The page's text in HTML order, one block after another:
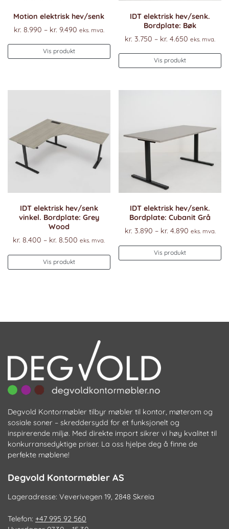
Motion elektrisk hev/senk
kr. 8.990 – kr. 9.490Prisområde:
kr. 9.490
eks. mva.
Vis produkt
Dette
produktet
har
varianter.
produktsiden
IDT elektrisk hev/senk.
Bordplate: Bøk
kr. 3.750 – kr. 4.650
kr. 4.650
eks. mva.
Vis produkt
IDT elektrisk hev/senk
vinkel. Bordplate: Grey
Wood
kr. 8.400 – kr. 8.500 Prisområde:
kr. 8.500
eks. mva.
Vis produkt
Dette
produktet
kan
produktsiden
IDT elektrisk hev/senk.
Bordplate: Cubanit Grå
kr. 3.890 – kr. 4.890
kr. 4.890
eks. mva.
Vis produkt
Degvold Kontormøbler tilbyr møbler til kontor, møterom og
sosiale soner – skreddersydd for et funksjonelt og
inspirerende miljø. Med direkte import sikrer vi høy kvalitet til
konkurransedyktige priser. La oss hjelpe deg å finne de
perfekte møblene!
Degvold Kontormøbler AS
Lageradresse: Veverivegen 19, 2848 Skreia
Telefon: +47 995 92 560